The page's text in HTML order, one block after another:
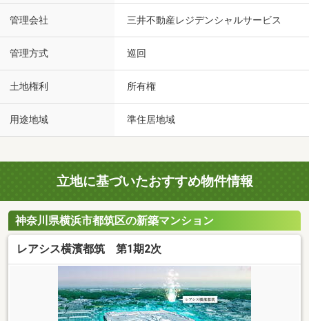
管理会社 三井不動産レジデンシャルサービス
管理方式 巡回
土地権利 所有権
用途地域 準住居地域
立地に基づいたおすすめ物件情報
神奈川県横浜市都筑区の新築マンション
レアシス横濱都筑 第1期2次